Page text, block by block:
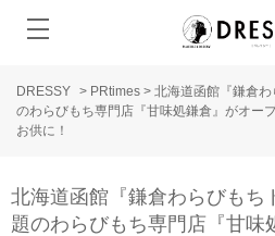
DRESSY > PRtimes > 北海道函館『鎌倉
のわらびもち専門店『甘味処鎌倉』がオー
お供に！
北海道函館『鎌倉わらびもち
題のわらびもち専門店『甘味